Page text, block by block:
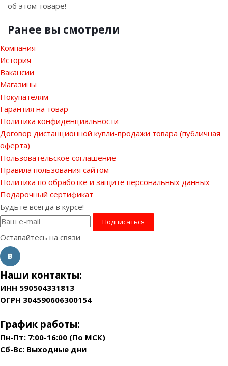
об этом товаре!
Ранее вы смотрели
Компания
История
Вакансии
Магазины
Покупателям
Гарантия на товар
Политика конфиденциальности
Договор дистанционной купли-продажи товара (публичная
оферта)
Пользовательское соглашение
Правила пользования сайтом
Политика по обработке и защите персональных данных
Подарочный сертификат
Будьте всегда в курсе!
Оставайтесь на связи
Наши контакты:
ИНН 590504331813
ОГРН 304590606300154
График работы:
Пн-Пт: 7:00-16:00 (По МСК)
Сб-Вс: Выходные дни